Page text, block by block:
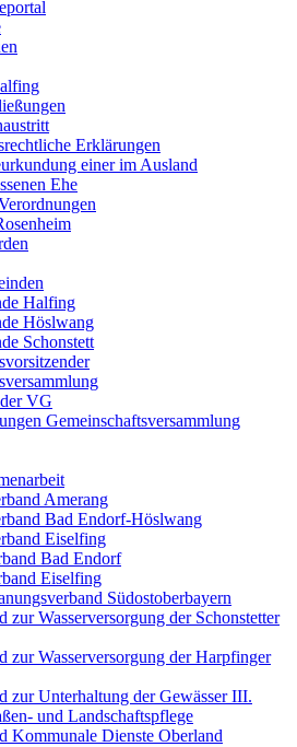
Erklärungen
einer im Ausland
Ehe
Halfing
Höslwang
Schonstett
VG
Gemeinschaftsversammlung
Amerang
Bad Endorf-Höslwang
Eiselfing
Bad Endorf
Eiselfing
Südostoberbayern
zur Wasserversorgung der Schonstetter
zur Wasserversorgung der Harpfinger
zur Unterhaltung der Gewässer III.
und Landschaftspflege
Kommunale Dienste Oberland